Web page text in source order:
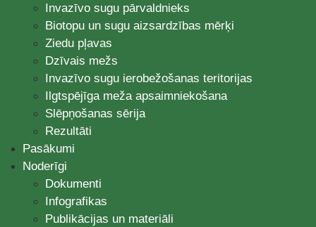
Invazīvo sugu pārvaldnieks
Biotopu un sugu aizsardzības mērķi
Ziedu pļavas
Dzīvais mežs
Invazīvo sugu ierobežošanas teritorijas
Ilgtspējīga meža apsaimniekošana
Slēpņošanas sērija
Rezultāti
Pasākumi
Noderīgi
Dokumenti
Infografikas
Publikācijas un materiāli